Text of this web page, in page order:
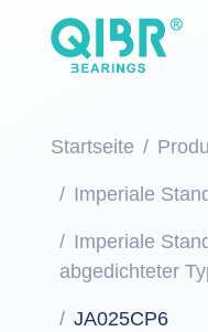
Startseite
Imperiale
Imperiale
abgedichteter
JA025CP6